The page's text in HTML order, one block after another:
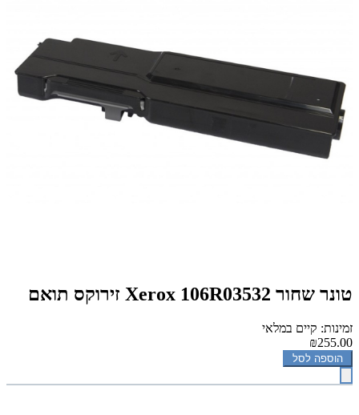
‏טונר ‏שחור Xerox 106R03532 זירוקס תואם
זמינות: קיים במלאי
₪255.00
הוספה לסל